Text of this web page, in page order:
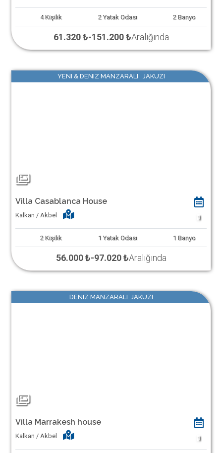
4 Kişilik 2 Yatak Odası 2 Banyo
61.320 ₺-151.200 ₺Aralığında
YENI & DENIZ MANZARALI JAKUZI
Villa Casablanca House
Kalkan / Akbel 1
2 Kişilik 1 Yatak Odası 1 Banyo
56.000 ₺-97.020 ₺Aralığında
DENIZ MANZARALI JAKUZI
Villa Marrakesh house
Kalkan / Akbel 1